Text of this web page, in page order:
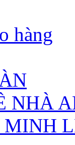
hàng
NHÀ